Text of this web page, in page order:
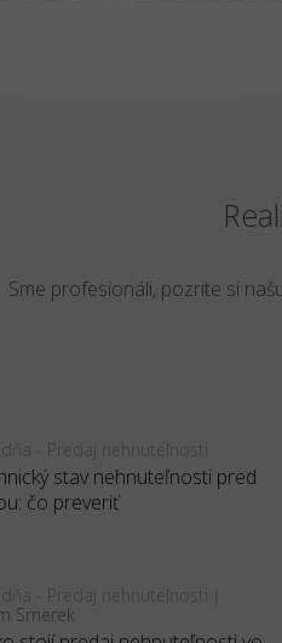
Sme profesionáli, pozrite si
- Predaj nehnuteľnosti
stav nehnuteľnosti pred
čo preveriť
- Predaj nehnuteľnosti
Smerek